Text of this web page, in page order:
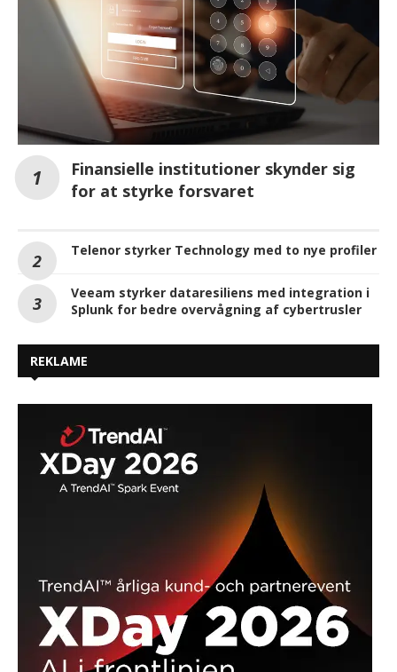
Finansielle institutioner skynder sig
for at styrke forsvaret
Telenor styrker Technology med to nye profiler
Veeam styrker dataresiliens med integration i
Splunk for bedre overvågning af cybertrusler
REKLAME